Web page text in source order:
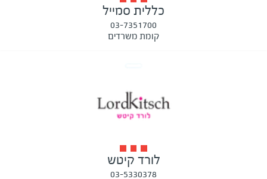
כללית סמייל
03-7351700
קומת משרדים
לורד קיטש
03-5330378